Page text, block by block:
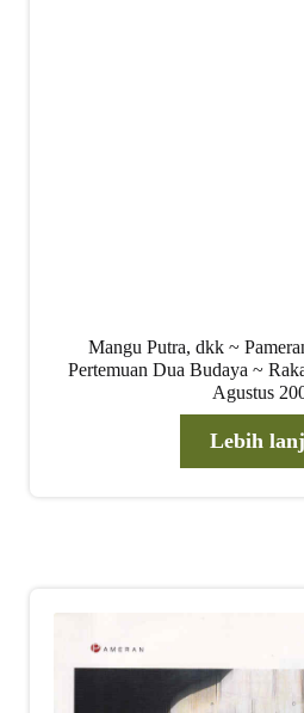
Mangu Putra, dkk ~
Pertemuan Dua Budaya ~
Agustus
Lebih